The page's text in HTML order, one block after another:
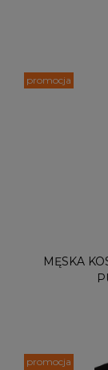
MĘSKA
promocja
promocja